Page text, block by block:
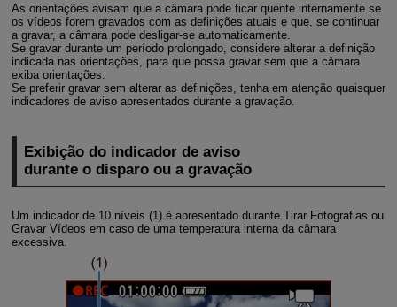
As orientações avisam que a câmara pode ficar quente internamente se
os vídeos forem gravados com as definições atuais e que, se continuar
a gravar, a câmara pode desligar-se automaticamente.
Se gravar durante um período prolongado, considere alterar a definição
indicada nas orientações, para que possa gravar sem que a câmara
exiba orientações.
Se preferir gravar sem alterar as definições, tenha em atenção quaisquer
indicadores de aviso apresentados durante a gravação.
Exibição do indicador de aviso
durante o disparo ou a gravação
Um indicador de 10 níveis (1) é apresentado durante Tirar Fotografias ou
Gravar Vídeos em caso de uma temperatura interna da câmara
excessiva.